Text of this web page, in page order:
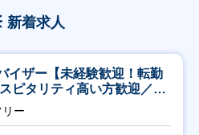
新着求人
イザー【未経験歓迎！転勤
ピタリティ高い方歓迎／土
ー